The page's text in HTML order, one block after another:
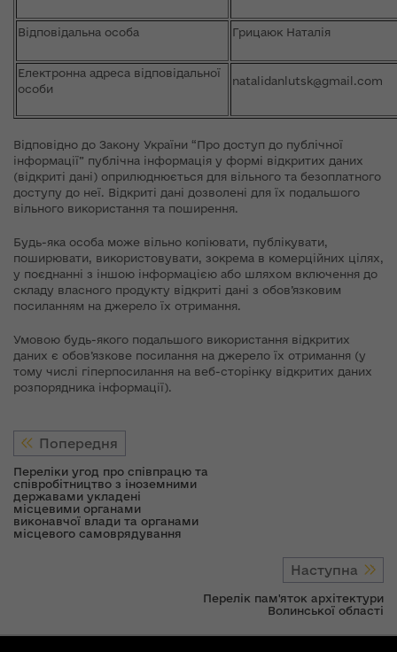
Відповідальна особа Грицаюк Наталія
Електронна адреса відповідальної
особи
natalidanlutsk@gmail.com
Відповідно до Закону України “Про доступ до публічної
інформації” публічна інформація у формі відкритих даних
(відкриті дані) оприлюднюється для вільного та безоплатного
доступу до неї. Відкриті дані дозволені для їх подальшого
вільного використання та поширення.
Будь-яка особа може вільно копіювати, публікувати,
поширювати, використовувати, зокрема в комерційних цілях,
у поєднанні з іншою інформацією або шляхом включення до
складу власного продукту відкриті дані з обов’язковим
посиланням на джерело їх отримання.
Умовою будь-якого подальшого використання відкритих
даних є обов’язкове посилання на джерело їх отримання (у
тому числі гіперпосилання на веб-сторінку відкритих даних
розпорядника інформації).
Попередня
Переліки угод про співпрацю та
співробітництво з іноземними
державами укладені
місцевими органами
виконавчої влади та органами
місцевого самоврядування
Наступна
Перелік пам'яток архітектури
Волинської області